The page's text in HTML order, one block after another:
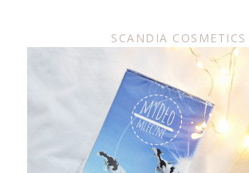
SCANDIA COSMETICS